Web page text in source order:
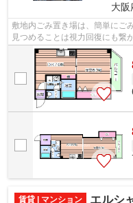
大阪
敷地内ごみ置き場は、簡単にご
見つめることは視力回復にも繋
期費用をカードでお支払いいた
賃貸 | マンション エルシ